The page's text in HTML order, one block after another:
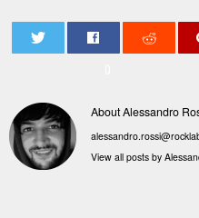
About Alessandro
View all posts by